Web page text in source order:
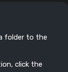
folder to the
click the